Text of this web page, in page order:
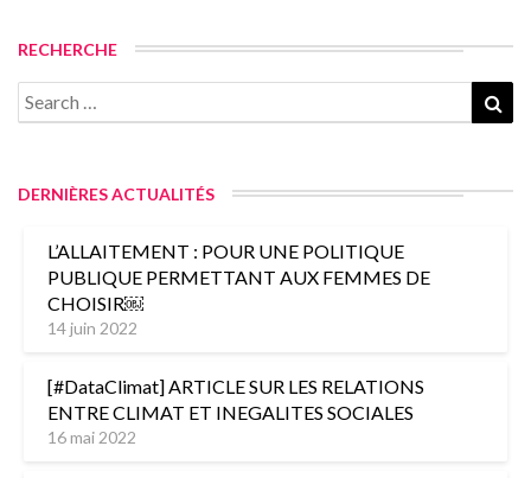
RECHERCHE
Search
for:
DERNIÈRES ACTUALITÉS
L’ALLAITEMENT : POUR UNE POLITIQUE
PUBLIQUE PERMETTANT AUX FEMMES DE
CHOISIR￼
14 juin 2022
[#DataClimat] ARTICLE SUR LES RELATIONS
ENTRE CLIMAT ET INEGALITES SOCIALES
16 mai 2022